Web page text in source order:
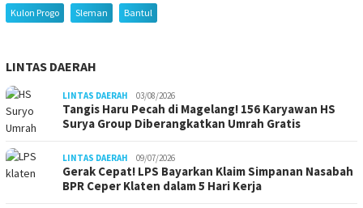
Kulon Progo Sleman Bantul
LINTAS DAERAH
LINTAS DAERAH 03/08/2026
Tangis Haru Pecah di Magelang! 156 Karyawan HS
Surya Group Diberangkatkan Umrah Gratis
LINTAS DAERAH 09/07/2026
Gerak Cepat! LPS Bayarkan Klaim Simpanan Nasabah
BPR Ceper Klaten dalam 5 Hari Kerja